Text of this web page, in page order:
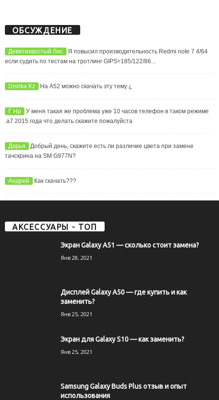
ОБСУЖДЕНИЕ
Девятихвостый Лис
Я повысил производительность Redmi note 7 4/64
если судить по тестам на тротлинг GIPS≈185/122/86...
Dishka Kz На А52 можно скачать эту тему ¿
Г Нр
У меня такая же проблема уже 10 часов телефон в таком режиме
.а7 2015 года что делать скажите пожалуйста
Дарья
Добрый день, скажите есть ли различие цвета при замене
тачскрина на SM G977N?
Андрей Как скачать???
АКСЕССУАРЫ - ТОП
Экран Galaxy A51 — сколько стоит замена?
Янв 28, 2021
Дисплей Galaxy A50 — где купить и как
заменить?
Янв 25, 2021
Экран для Galaxy S10 — как заменить?
Янв 25, 2021
Samsung Galaxy Buds Plus отзыв и опыт
использования